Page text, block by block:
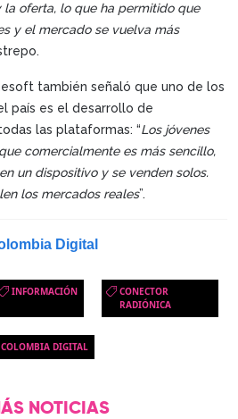
oferta, lo que ha permitido que
y el mercado se vuelva más
también señaló que uno de los
país es el desarrollo de
las plataformas: “Los jóvenes
comercialmente es más sencillo,
un dispositivo y se venden solos.
los mercados reales”.
Digital
INFORMACIÓN
CONECTOR
RADIÓNICA
COLOMBIA DIGITAL
NOTICIAS